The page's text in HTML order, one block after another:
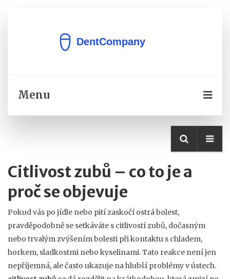
Menu
Citlivost zubů – co to je a
proč se objevuje
Pokud vás po jídle nebo pití zaskočí ostrá bolest,
pravděpodobně se setkáváte s citlivostí zubů, dočasným
nebo trvalým zvýšením bolesti při kontaktu s chladem,
horkem, sladkostmi nebo kyselinami. Tato reakce není jen
nepříjemná, ale často ukazuje na hlubší problémy v ústech.